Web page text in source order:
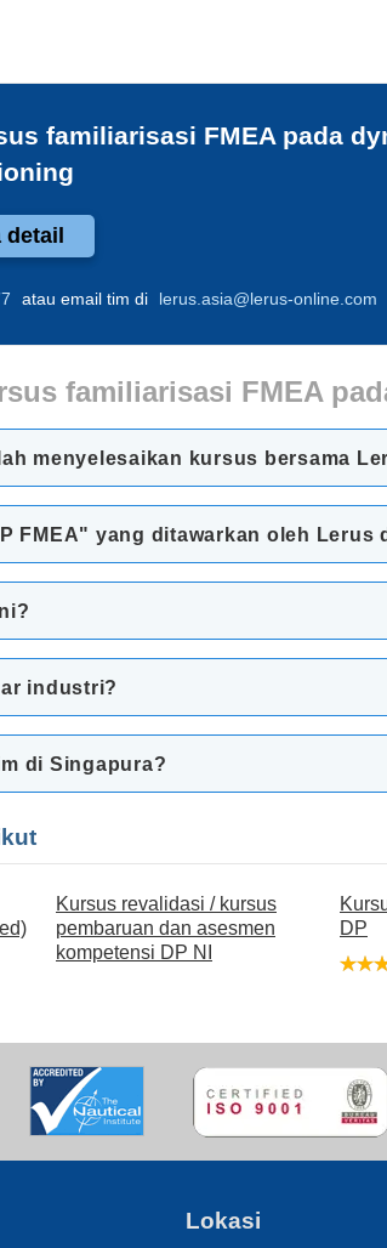
familiarisasi FMEA pada
atau email tim di lerus.asia@lerus-online.com
familiarisasi FMEA
menyelesaikan kursus bersama
FMEA" yang ditawarkan oleh Lerus
industri?
di Singapura?
Kursus revalidasi / kursus
pembaruan dan asesmen
kompetensi DP NI
DP
Lokasi